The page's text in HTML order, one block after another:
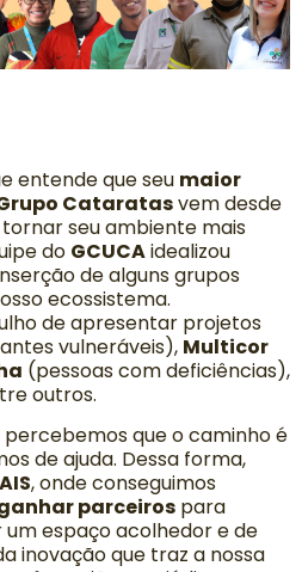
entende que seu maior
Cataratasvem desde
seu ambiente mais
do GCUCAidealizou
de alguns grupos
ecossistema.
de apresentar projetos
vulneráveis), Multicor
(pessoas com deficiências),
outros.
que o caminho é
de ajuda. Dessa forma,
, onde conseguimos
parceiros para
um espaço acolhedor e de
inovação que traz a nossa